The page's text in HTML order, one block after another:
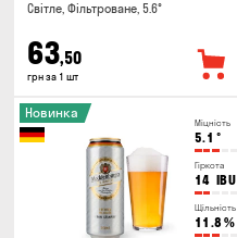
Світле, Фільтроване, 5.6°
63,50
грн за 1 шт
Міцність
5.1 °
Гіркота
14 IBU
Щільність
11.8 %
Новинка